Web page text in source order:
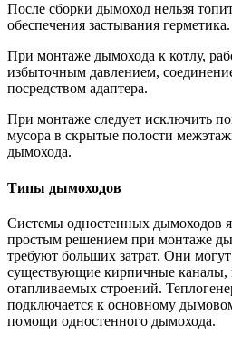
После сборки дымоход нельзя
обеспечения застывания герметика.
При монтаже дымохода к котлу,
избыточным давлением,
посредством адаптера.
При монтаже следует исключить
мусора в скрытые полости
дымохода.
Типы дымоходов
Системы одностенных дымоходов
простым решением при монтаже
требуют больших затрат. Они
существующие кирпичные
отапливаемых строений.
подключается к основному
помощи одностенного дымохода.